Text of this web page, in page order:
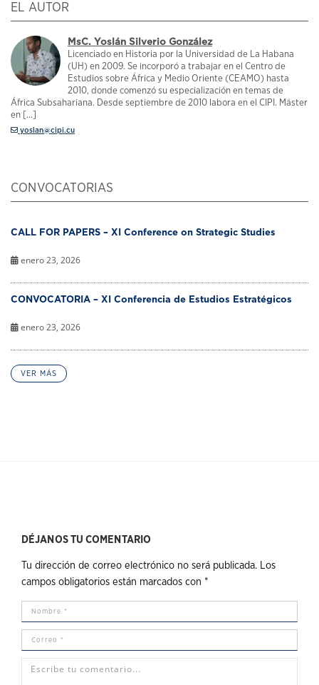
EL AUTOR
MsC. Yoslán Silverio González
Licenciado en Historia por la Universidad de La Habana
(UH) en 2009. Se incorporó a trabajar en el Centro de
Estudios sobre África y Medio Oriente (CEAMO) hasta
2010, donde comenzó su especialización en temas de
África Subsahariana. Desde septiembre de 2010 labora en el CIPI. Máster
en [...]
yoslan@cipi.cu
CONVOCATORIAS
CALL FOR PAPERS – XI Conference on Strategic Studies
enero 23, 2026
CONVOCATORIA – XI Conferencia de Estudios Estratégicos
enero 23, 2026
VER MÁS
DÉJANOS TU COMENTARIO
Tu dirección de correo electrónico no será publicada.
Los
campos obligatorios están marcados con *